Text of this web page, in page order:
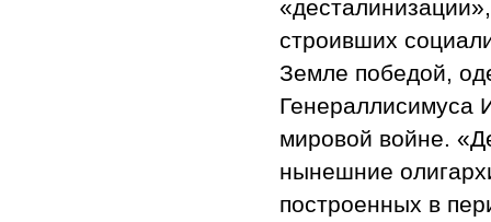
строивших
Земле победой,
Генераллисимуса
мировой войне.
нынешние
построенных в